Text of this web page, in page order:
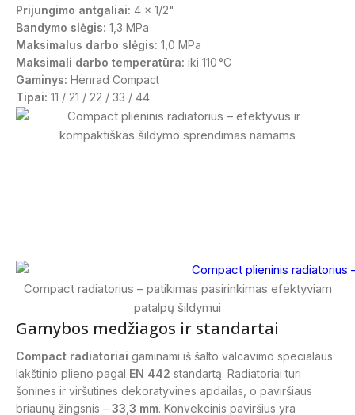
Prijungimo antgaliai: 4 x 1/2"
Bandymo slėgis: 1,3 MPa
Maksimalus darbo slėgis: 1,0 MPa
Maksimali darbo temperatūra: iki 110 °C
Gaminys: Henrad Compact
Tipai: 11 / 21 / 22 / 33 / 44
Compact radiatorius – patikimas pasirinkimas efektyviam
patalpų šildymui
Gamybos medžiagos ir standartai
Compact radiatoriai gaminami iš šalto valcavimo specialaus
lakštinio plieno pagal EN 442 standartą. Radiatoriai turi
šonines ir viršutines dekoratyvines apdailas, o paviršiaus
briaunų žingsnis – 33,3 mm. Konvekcinis paviršius yra